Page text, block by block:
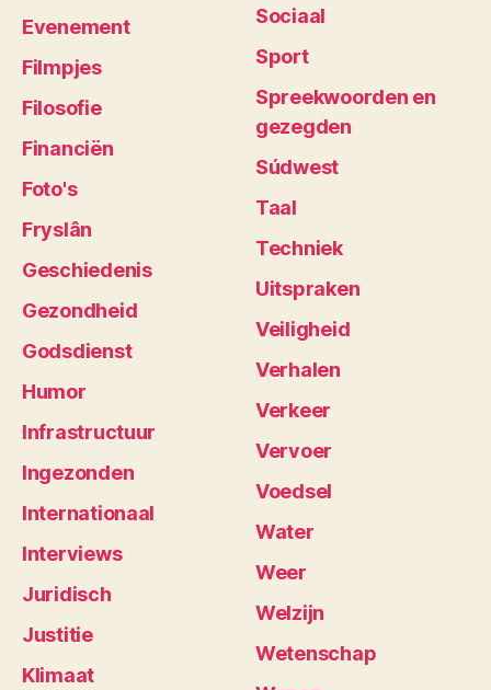
Evenement
Filmpjes
Filosofie
Financiën
Foto's
Fryslân
Geschiedenis
Gezondheid
Godsdienst
Humor
Infrastructuur
Ingezonden
Internationaal
Interviews
Juridisch
Justitie
Klimaat
Sociaal
Sport
Spreekwoorden en
gezegden
Súdwest
Taal
Techniek
Uitspraken
Veiligheid
Verhalen
Verkeer
Vervoer
Voedsel
Water
Weer
Welzijn
Wetenschap